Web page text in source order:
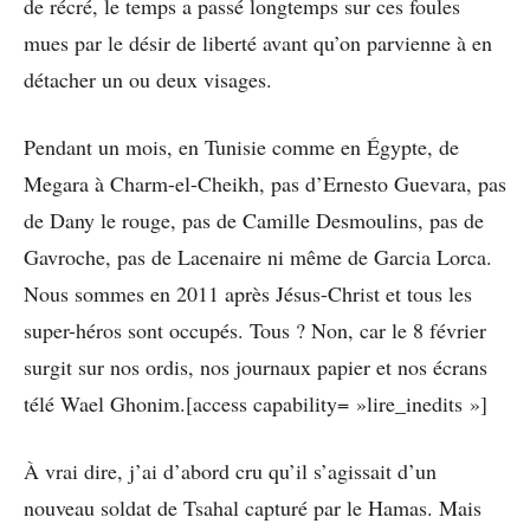
de récré, le temps a passé longtemps sur ces foules
mues par le désir de liberté avant qu’on parvienne à en
détacher un ou deux visages.
Pendant un mois, en Tunisie comme en Égypte, de
Megara à Charm-el-Cheikh, pas d’Ernesto Guevara, pas
de Dany le rouge, pas de Camille Desmoulins, pas de
Gavroche, pas de Lacenaire ni même de Garcia Lorca.
Nous sommes en 2011 après Jésus-Christ et tous les
super-héros sont occupés. Tous ? Non, car le 8 février
surgit sur nos ordis, nos journaux papier et nos écrans
télé Wael Ghonim.[access capability= »lire_inedits »]
À vrai dire, j’ai d’abord cru qu’il s’agissait d’un
nouveau soldat de Tsahal capturé par le Hamas. Mais